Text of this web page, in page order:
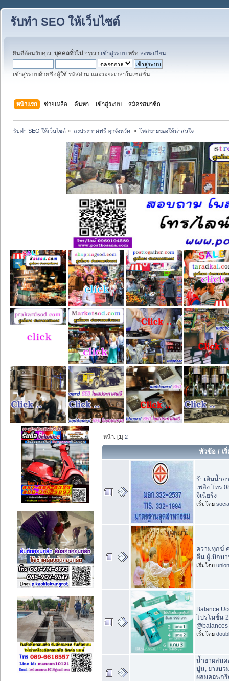
รับทำ SEO ให้เว็บไซต์
ยินดีต้อนรับคุณ, บุคคลทั่วไป กรุณา เข้าสู่ระบบ หรือ ลงทะเบียน
เข้าสู่ระบบด้วยชื่อผู้ใช้ รหัสผ่าน และระยะเวลาในเซสชั่น
หน้าแรก ช่วยเหลือ ค้นหา เข้าสู่ระบบ สมัครสมาชิก
รับทำ SEO ให้เว็บไซต์ » ลงประกาศฟรี ทุกจังหวัด » โพสขายของให้น่าสนใจ
หน้า: [1]2
หัวข้อ / เ
รับเติมน้ำย
เพลิง โทร
จิเนียริ่ง
เริ่มโดย
ความทุกข์
ตื่น ผู้เบิกบ
เริ่มโดย
Balance
โปรโมชั่น
@balances
เริ่มโดย
น้ำยาผสมค
ปูน, ยางบว
ผสมคอนกรี